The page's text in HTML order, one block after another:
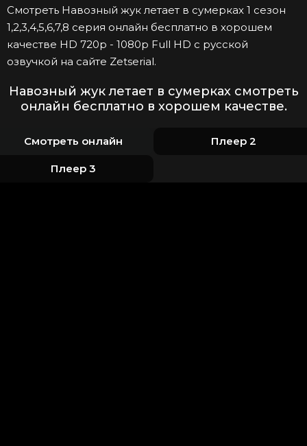
Смотреть Навозный жук летает в сумерках 1 сезон
1,2,3,4,5,6,7,8 серия онлайн бесплатно в хорошем
качестве HD 720p - 1080p Full HD с русской
озвучкой на сайте Zetserial.
Навозный жук летает в сумерках смотреть
онлайн бесплатно в хорошем качестве.
Смотреть онлайн Плеер 2
Плеер 3